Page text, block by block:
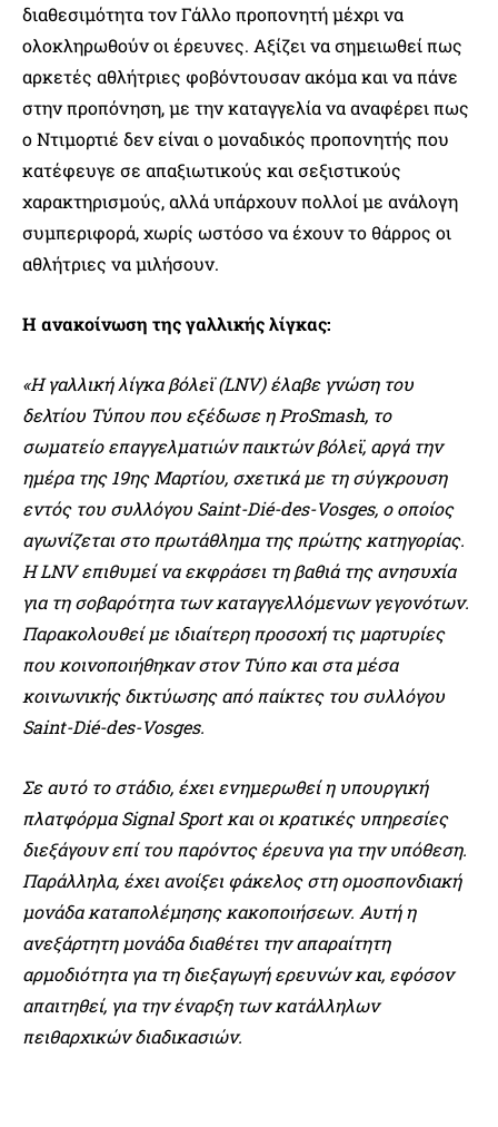
διαθεσιμότητα τον Γάλλο προπονητή μέχρι να
ολοκληρωθούν οι έρευνες. Αξίζει να σημειωθεί πως
αρκετές αθλήτριες φοβόντουσαν ακόμα και να πάνε
στην προπόνηση, με την καταγγελία να αναφέρει πως
ο Ντιμορτιέ δεν είναι ο μοναδικός προπονητής που
κατέφευγε σε απαξιωτικούς και σεξιστικούς
χαρακτηρισμούς, αλλά υπάρχουν πολλοί με ανάλογη
συμπεριφορά, χωρίς ωστόσο να έχουν το θάρρος οι
αθλήτριες να μιλήσουν.
Η ανακοίνωση της γαλλικής λίγκας:
«Η γαλλική λίγκα βόλεϊ (LNV) έλαβε γνώση του
δελτίου Τύπου που εξέδωσε η ProSmash, το
σωματείο επαγγελματιών παικτών βόλεϊ, αργά την
ημέρα της 19ης Μαρτίου, σχετικά με τη σύγκρουση
εντός του συλλόγου Saint-Dié-des-Vosges, ο οποίος
αγωνίζεται στο πρωτάθλημα της πρώτης κατηγορίας.
Η LNV επιθυμεί να εκφράσει τη βαθιά της ανησυχία
για τη σοβαρότητα των καταγγελλόμενων γεγονότων.
Παρακολουθεί με ιδιαίτερη προσοχή τις μαρτυρίες
που κοινοποιήθηκαν στον Τύπο και στα μέσα
κοινωνικής δικτύωσης από παίκτες του συλλόγου
Saint-Dié-des-Vosges.
Σε αυτό το στάδιο, έχει ενημερωθεί η υπουργική
πλατφόρμα Signal Sport και οι κρατικές υπηρεσίες
διεξάγουν επί του παρόντος έρευνα για την υπόθεση.
Παράλληλα, έχει ανοίξει φάκελος στη ομοσπονδιακή
μονάδα καταπολέμησης κακοποιήσεων. Αυτή η
ανεξάρτητη μονάδα διαθέτει την απαραίτητη
αρμοδιότητα για τη διεξαγωγή ερευνών και, εφόσον
απαιτηθεί, για την έναρξη των κατάλληλων
πειθαρχικών διαδικασιών.